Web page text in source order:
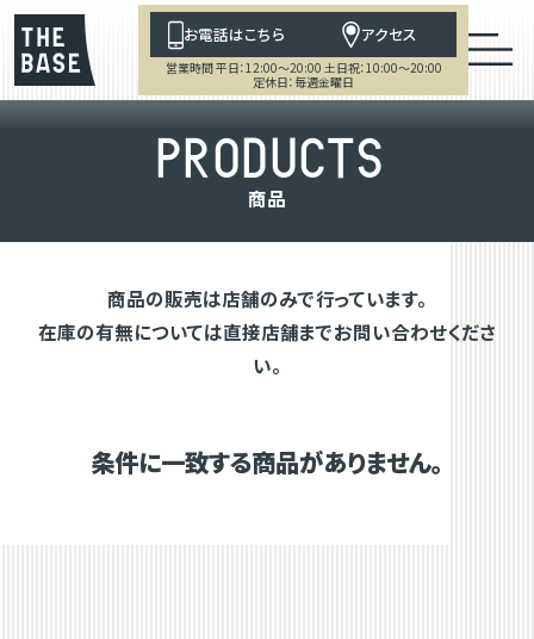
お電話はこちら アクセス
営業時間 平日：12:00～20:00 土日祝：10:00～20:00
定休日：毎週金曜日
PRODUCTS
商品
商品の販売は店舗のみで行っています。
在庫の有無については直接店舗までお問い合わせくださ
い。
条件に一致する商品がありません。